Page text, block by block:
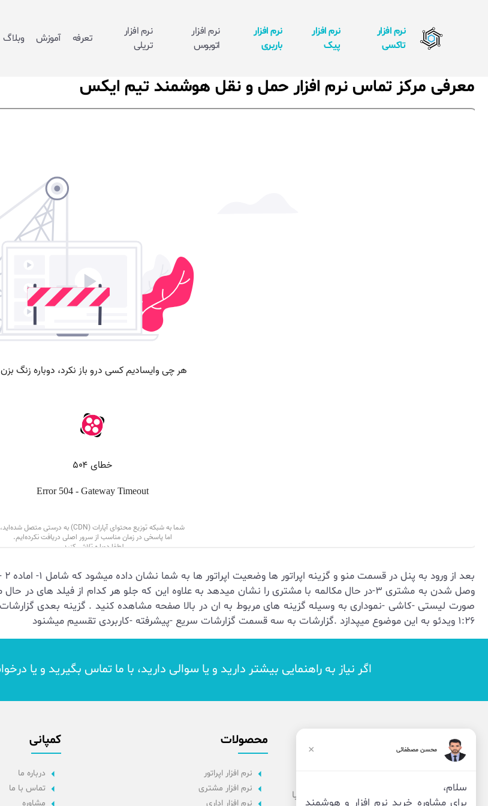
نرم افزار
تاکسی
نرم افزار
پیک
نرم افزار
باربری
نرم افزار
اتوبوس
نرم افزار
تریلی
تعرفه آموزش وبلاگ
معرفی مرکز تماس نرم افزار حمل و نقل هوشمند تیم ایکس
وصل شدن به مشتری ۳-در حال مکالمه با مشتری را نشان میدهد به علاوه این که جلو هر کدام از
صورت لیستی -کاشی -نموداری به وسیله گزینه های مربوط به ان در بالا صفحه مشاهده کنید . گزینه بعدی
۱:۲۶ ویدئو به این موضوع میپدازد .گزارشات به سه قسمت گزارشات سریع -پیشرفته -کاربردی تقسیم میشنود
اگر نیاز به راهنمایی بیشتر دارید و یا سوالی دارید، با ما تماس بگیرید و یا
شرکت فناوران بامداد بزرگمهر، تیمی از افراد با
محصولات
نرم افزار اپراتور
نرم افزار مشتری
نرم افزار اداری
کمپانی
درباره ما
تماس با ما
مشاوره
محسن مصطفائی ×
سلام،
برای مشاوره خرید نرم افزار و هوشمند